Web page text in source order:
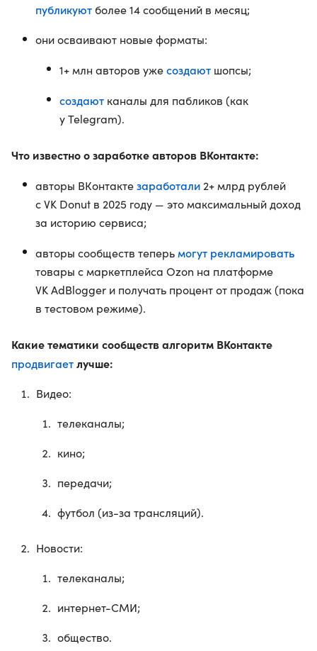
публикуют более 14 сообщений в месяц;
они осваивают новые форматы:
1+ млн авторов ужесоздают шопсы;
создают каналы для пабликов (как
у Telegram).
Что известно о заработке авторов ВКонтакте:
авторы ВКонтактезаработали2+ млрд рублей
с VK Donut в 2025 году — это максимальный доход
за историю сервиса;
авторы сообществ теперьмогут рекламировать
товары с маркетплейса Ozon на платформе
VK AdBlogger и получать процент от продаж (пока
в тестовом режиме).
Какие тематики сообществ алгоритм ВКонтакте
продвигаетлучше:
Видео:
телеканалы;
кино;
передачи;
футбол (из-за трансляций).
Новости:
телеканалы;
интернет-СМИ;
общество.